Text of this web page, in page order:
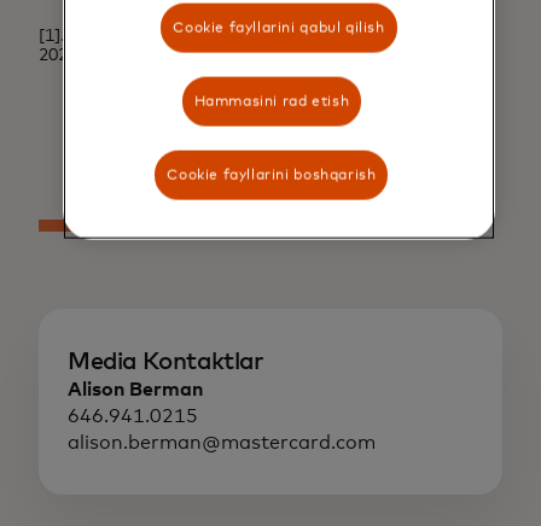
[1]. RMPG: Virtual karta bo'yicha taqqoslash natijalari,
2022.
Media Kontaktlar
Alison Berman
646.941.0215
alison.berman@mastercard.com
Cookie fayllarini qabul qilish
Hammasini rad etish
Cookie fayllarini boshqarish